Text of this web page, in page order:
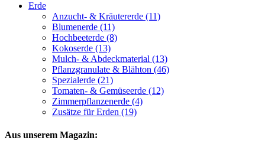
Erde
Anzucht- & Kräutererde (11)
Blumenerde (11)
Hochbeeterde (8)
Kokoserde (13)
Mulch- & Abdeckmaterial (13)
Pflanzgranulate & Blähton (46)
Spezialerde (21)
Tomaten- & Gemüseerde (12)
Zimmerpflanzenerde (4)
Zusätze für Erden (19)
Aus unserem Magazin: